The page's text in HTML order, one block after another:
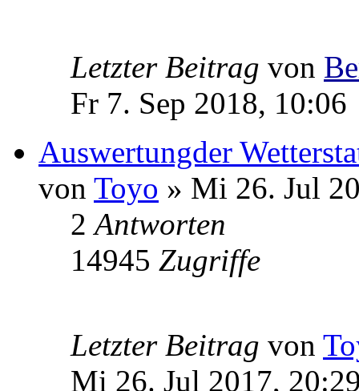
Letzter Beitrag von
Fr 7. Sep 2018, 10:06
Auswertungder
von Toyo » Mi 26. Jul
2Antworten
14945 Zugriffe
Letzter Beitrag von
Mi 26. Jul 2017,